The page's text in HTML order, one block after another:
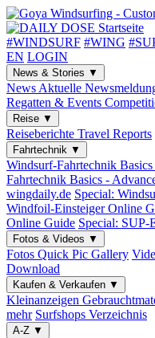
#WINDSURF #WING
EN LOGIN
News & Stories ▼
News Aktuelle
Regatten & Events
Reise ▼
Reiseberichte Travel Reports
Fahrtechnik ▼
Windsurf-Fahrtechnik
Fahrtechnik Basics -
wingdaily.de Special:
Windfoil-EinsteigerOnline
Online Guide Special: SUP-
Fotos & Videos ▼
Fotos Quick Pic Gallery
Download
Kaufen & Verkaufen ▼
Kleinanzeigen
mehr Surfshops Verzeichnis
A-Z ▼